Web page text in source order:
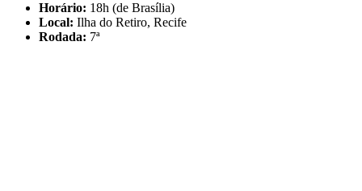
Horário: 18h (de Brasília)
Local: Ilha do Retiro, Recife
Rodada: 7ª